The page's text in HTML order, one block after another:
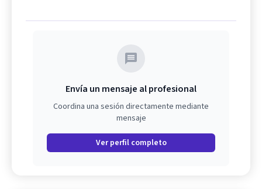
Envía un mensaje al profesional
Coordina una sesión directamente mediante
mensaje
Ver perfil completo